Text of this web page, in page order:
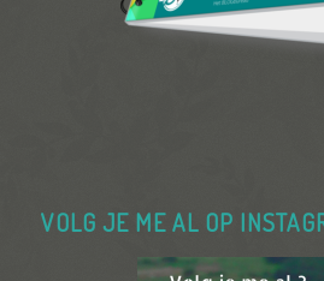
VOLG JE ME AL OP